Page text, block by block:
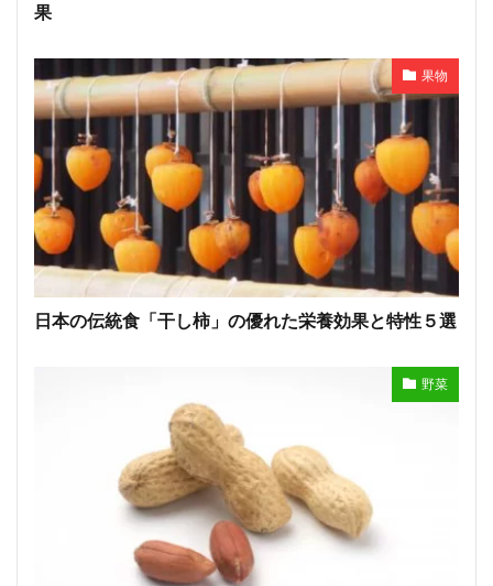
果
果物
日本の伝統食「干し柿」の優れた栄養効果と特性５選
野菜